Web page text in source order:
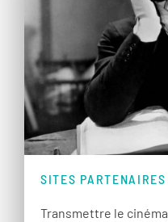
SITES PARTENAIRES
Transmettre le cinéma